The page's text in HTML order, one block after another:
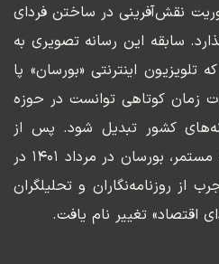
نقش‌آفرینی در ساختن فردای
سابقه این رسانه تصویری به
که تلویزیون اینترنتی «بورسان» پا
زمان کوتاهی توانست در حوزه
کشور تبدیل شود. پس از
حدود دو و نیم سال فعالیت مستمر، بورسان در مرداد ۱۴۰۱ در
از روزنامه‌نگاران و تحلیلگران
اقتصاد» تغییر نام یافت.